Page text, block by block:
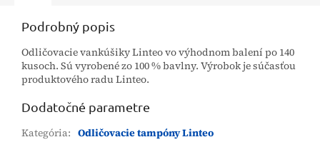
Podrobný popis
Odličovacie vankúšiky Linteo vo výhodnom balení po 140
kusoch. Sú vyrobené zo 100 % bavlny. Výrobok je súčasťou
produktového radu Linteo.
Dodatočné parametre
Kategória: Odličovacie tampóny Linteo